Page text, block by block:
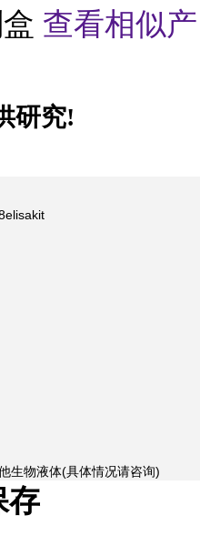
查看相似产
研究!
生物液体(具体情况请咨询)
存